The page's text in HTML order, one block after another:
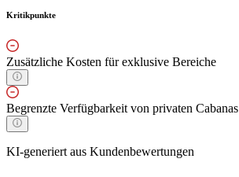
Kritikpunkte
Zusätzliche Kosten für exklusive Bereiche
Begrenzte Verfügbarkeit von privaten Cabanas
KI-generiert aus Kundenbewertungen